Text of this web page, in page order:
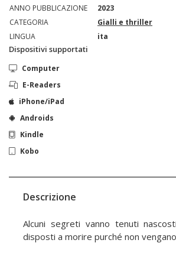
ANNO PUBBLICAZIONE
2023
CATEGORIA
Gialli e thriller
LINGUA
ita
Dispositivi supportati
Computer
E-Readers
iPhone/iPad
Androids
Kindle
Kobo
Descrizione
Alcuni segreti vanno tenuti
disposti a morire purché non